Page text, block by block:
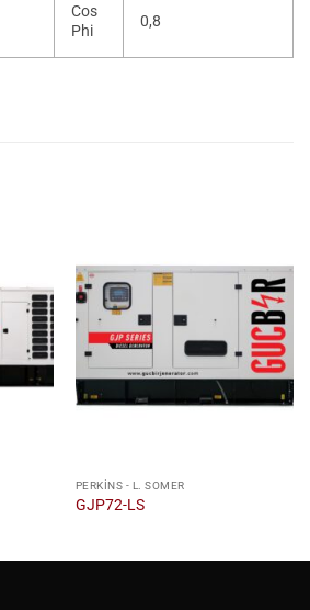
Cos
Phi
0,8
PERKINS - L. SOMER
GJP72-LS